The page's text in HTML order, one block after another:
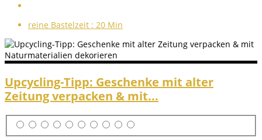
reine Bastelzeit : 20 Min
Upcycling-Tipp: Geschenke mit alter
Zeitung verpacken & mit...